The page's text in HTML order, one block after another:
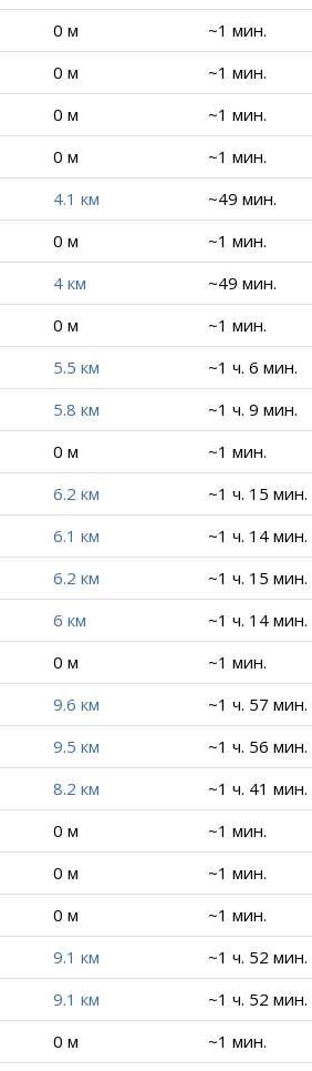
0 м ~1 мин.
0 м ~1 мин.
0 м ~1 мин.
0 м ~1 мин.
4.1 км ~49 мин.
0 м ~1 мин.
4 км ~49 мин.
0 м ~1 мин.
5.5 км ~1 ч. 6 мин.
5.8 км ~1 ч. 9 мин.
0 м ~1 мин.
6.2 км ~1 ч. 15 мин.
6.1 км ~1 ч. 14 мин.
6.2 км ~1 ч. 15 мин.
6 км ~1 ч. 14 мин.
0 м ~1 мин.
9.6 км ~1 ч. 57 мин.
9.5 км ~1 ч. 56 мин.
8.2 км ~1 ч. 41 мин.
0 м ~1 мин.
0 м ~1 мин.
0 м ~1 мин.
9.1 км ~1 ч. 52 мин.
9.1 км ~1 ч. 52 мин.
0 м ~1 мин.